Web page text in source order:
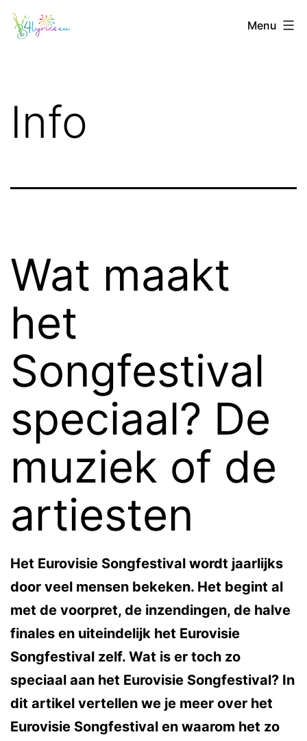
Skip
4lyrics.eu Menu
Info
Wat maakt
het
Songfestival
speciaal? De
muziek of de
artiesten
Het Eurovisie Songfestival wordt jaarlijks
door veel mensen bekeken. Het begint al
met de voorpret, de inzendingen, de halve
finales en uiteindelijk het Eurovisie
Songfestival zelf. Wat is er toch zo
speciaal aan het Eurovisie Songfestival? In
dit artikel vertellen we je meer over het
Eurovisie Songfestival en waarom het zo